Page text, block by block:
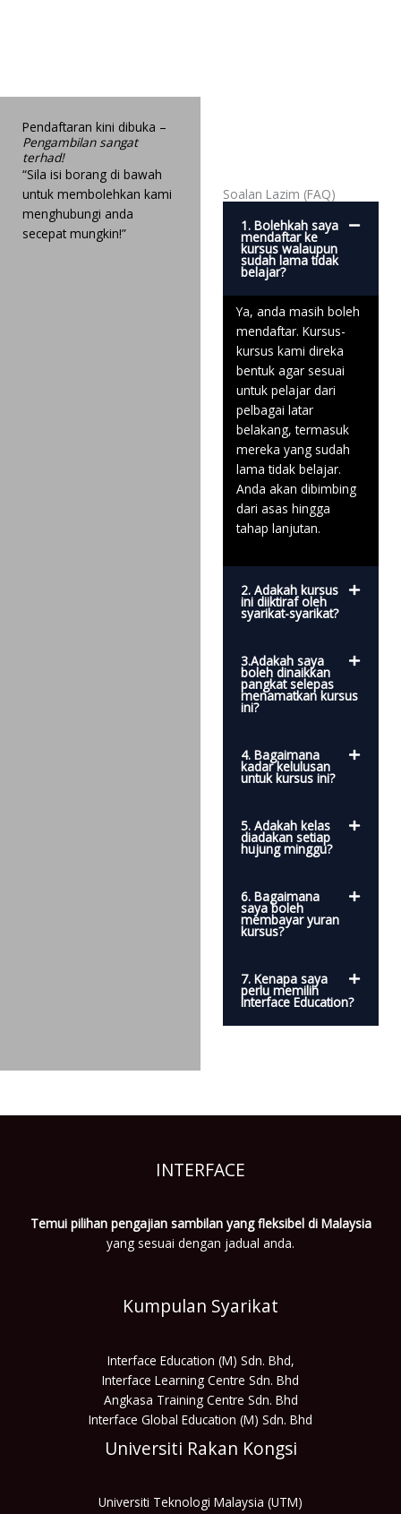
Pendaftaran kini dibuka –
Pengambilan sangat
terhad!
“Sila isi borang di bawah
untuk membolehkan kami
menghubungi anda
secepat mungkin!”
Soalan Lazim (FAQ)
1. Bolehkah saya
mendaftar ke
kursus walaupun
sudah lama tidak
belajar?
Ya, anda masih boleh
mendaftar. Kursus-
kursus kami direka
bentuk agar sesuai
untuk pelajar dari
pelbagai latar
belakang, termasuk
mereka yang sudah
lama tidak belajar.
Anda akan dibimbing
dari asas hingga
tahap lanjutan.
2. Adakah kursus
ini diiktiraf oleh
syarikat-syarikat?
3.Adakah saya
boleh dinaikkan
pangkat selepas
menamatkan kursus
ini?
4. Bagaimana
kadar kelulusan
untuk kursus ini?
5. Adakah kelas
diadakan setiap
hujung minggu?
6. Bagaimana
saya boleh
membayar yuran
kursus?
7. Kenapa saya
perlu memilih
Interface Education?
INTERFACE
Temui pilihan pengajian sambilan yang fleksibel di Malaysia
yang sesuai dengan jadual anda.
Kumpulan Syarikat
Interface Education (M) Sdn. Bhd,
Interface Learning Centre Sdn. Bhd
Angkasa Training Centre Sdn. Bhd
Interface Global Education (M) Sdn. Bhd
Universiti Rakan Kongsi
Universiti Teknologi Malaysia (UTM)